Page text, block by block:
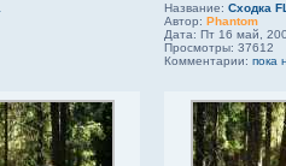
Название: Сходка
Автор: Phantom
Дата: Пт 16 май,
Просмотры: 37612
Комментарии: пока